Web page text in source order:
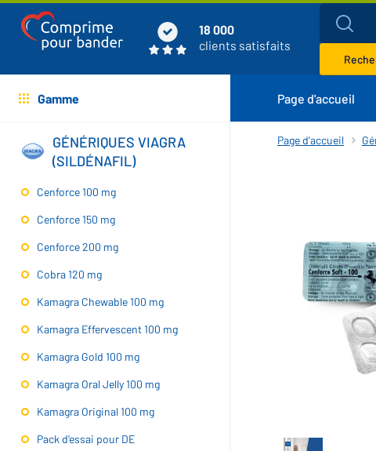
18 000
clients satisfaits
Gamme Page d'accueil
GÉNÉRIQUES VIAGRA
(SILDÉNAFIL)
Cenforce 100 mg
Cenforce 150 mg
Cenforce 200 mg
Cobra 120 mg
Kamagra Chewable 100 mg
Kamagra Effervescent 100 mg
Kamagra Gold 100 mg
Kamagra Oral Jelly 100 mg
Kamagra Original 100 mg
Pack d'essai pour DE
Page d'accueil